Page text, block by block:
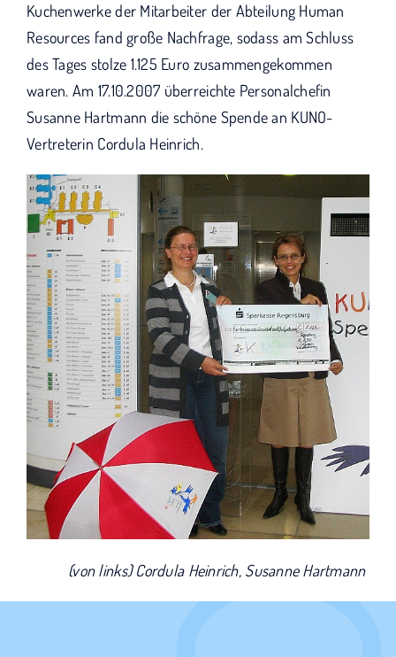
Kuchenwerke der Mitarbeiter der Abteilung Human
Resources fand große Nachfrage, sodass am Schluss
des Tages stolze 1.125 Euro zusammengekommen
waren. Am 17.10.2007 überreichte Personalchefin
Susanne Hartmann die schöne Spende an KUNO-
Vertreterin Cordula Heinrich.
(von links) Cordula Heinrich, Susanne Hartmann